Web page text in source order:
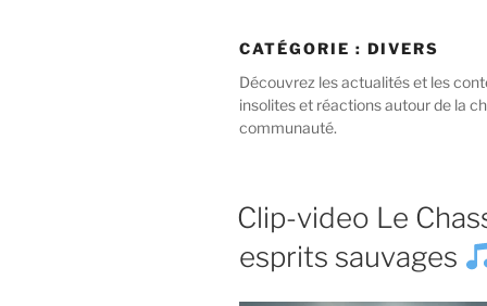
CATÉGORIE : DIVERS
Découvrez les actualités et les
insolites et réactions autour de la
communauté.
PUBLIÉ
LE
Clip-video Le
esprits sauvages